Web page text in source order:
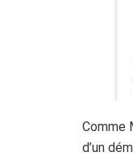
Comme
d’un